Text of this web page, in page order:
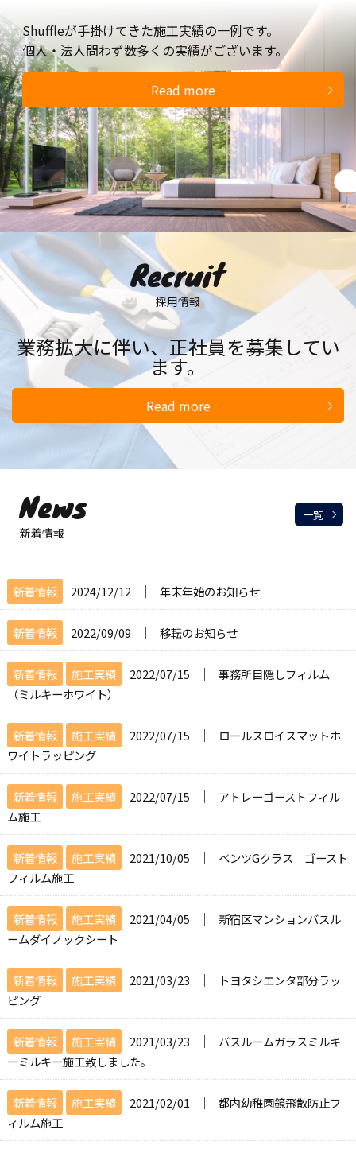
Shuffleが手掛けてきた施工実績の一例です。
個人・法人問わず数多くの実績がございます。
Read more
Recruit
採用情報
業務拡大に伴い、正社員を募集してい
ます。
Read more
News
新着情報
一覧
新着情報 2024/12/12 │ 年末年始のお知らせ
新着情報 2022/09/09 │ 移転のお知らせ
新着情報 施工実績 2022/07/15 │
事務所目隠しフィルム
（ミルキーホワイト）
新着情報 施工実績 2022/07/15 │
ロールスロイスマットホ
ワイトラッピング
新着情報 施工実績 2022/07/15 │
アトレーゴーストフィル
ム施工
新着情報 施工実績 2021/10/05 │
ベンツGクラス ゴースト
フィルム施工
新着情報 施工実績 2021/04/05 │
新宿区マンションバスル
ームダイノックシート
新着情報 施工実績 2021/03/23 │
トヨタシエンタ部分ラッ
ピング
新着情報 施工実績 2021/03/23 │
バスルームガラスミルキ
ーミルキー施工致しました。
新着情報 施工実績 2021/02/01 │
都内幼稚園鏡飛散防止フ
ィルム施工